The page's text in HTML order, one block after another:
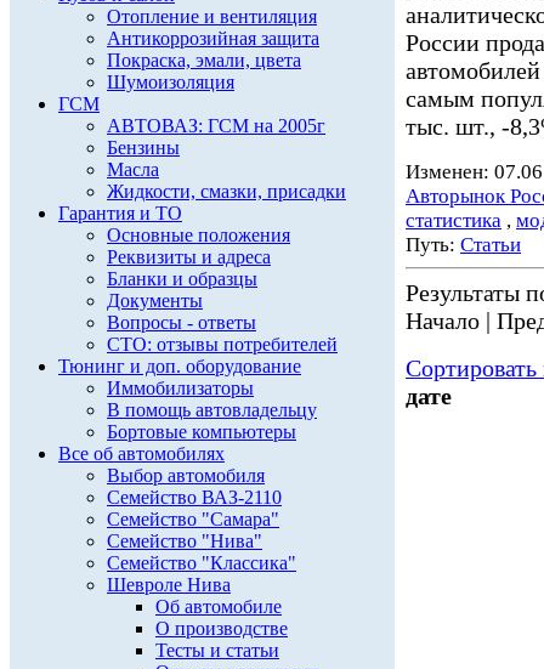
Отопление и вентиляция
Антикоррозийная защита
Покраска, эмали, цвета
Шумоизоляция
ГСМ
АВТОВАЗ: ГСМ на 2005г
Бензины
Масла
Жидкости, смазки, присадки
Гарантия и ТО
Основные положения
Реквизиты и адреса
Бланки и образцы
Документы
Вопросы - ответы
СТО: отзывы потребителей
Тюнинг и доп. оборудование
Иммобилизаторы
В помощь автовладельцу
Бортовые компьютеры
Все об автомобилях
Выбор автомобиля
Семейство ВАЗ-2110
Семейство "Самара"
Семейство "Нива"
Семейство "Классика"
Шевроле Нива
Об автомобиле
О производстве
Тесты и статьи
России
самым
тыс. шт., -
Изменен:
Авторынок
статистика ,
Путь: Статьи
Результаты
Начало |
дате